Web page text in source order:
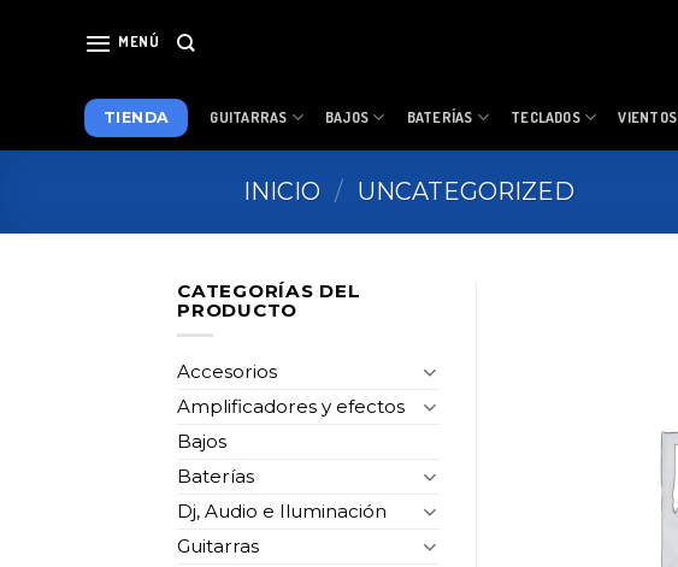
MENÚ
TIENDA GUITARRAS BAJOS BATERÍAS TECLADOS
INICIO / UNCATEGORIZED
CATEGORÍAS DEL
PRODUCTO
Accesorios
Amplificadores y efectos
Bajos
Baterías
Dj, Audio e Iluminación
Guitarras